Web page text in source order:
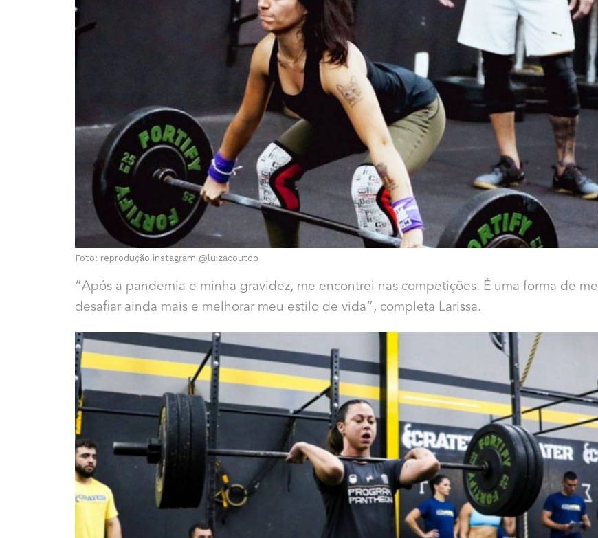
Foto: reprodução instagram @luizacoutob
“Após a pandemia e minha gravidez, me encontrei nas competições. É uma forma de me
desafiar ainda mais e melhorar meu estilo de vida”, completa Larissa.